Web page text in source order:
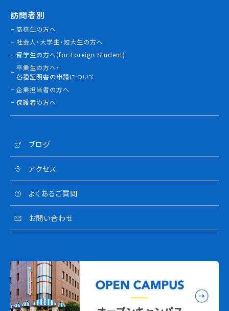
訪問者別
高校生の方へ
社会人・大学生・短大生の方へ
留学生の方へ(for Foreign Student)
卒業生の方へ・
各種証明書の申請について
企業担当者の方へ
保護者の方へ
ブログ
アクセス
よくあるご質問
お問い合わせ